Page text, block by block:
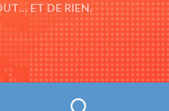
ET DE RIEN.